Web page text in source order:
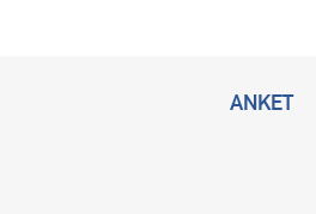
ANKET